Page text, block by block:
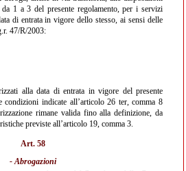
1 a 3 del presente regolamento, per i servizi
di entrata in vigore dello stesso, ai sensi delle
47/R/2003:
alla data di entrata in vigore del presente
condizioni indicate all’articolo 26 ter, comma 8
rimane valida fino alla definizione, da
previste all’articolo 19, comma 3.
Art. 58
- Abrogazioni